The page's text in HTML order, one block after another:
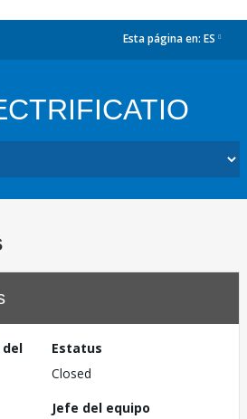
Esta página en: ES
Estatus
Closed
Jefe del equipo